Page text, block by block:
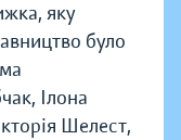
яку
було
Ілона
Шелест,